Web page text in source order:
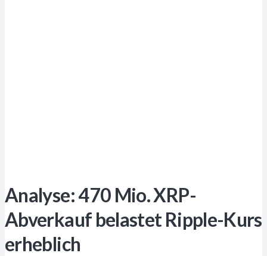
Analyse: 470 Mio. XRP-
Abverkauf belastet Ripple-Kurs
erheblich